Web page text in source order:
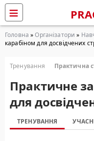
Головна »Організатори »
карабіном для досвідчених
Тренування Практична
Практичне
для
ТРЕНУВАННЯ